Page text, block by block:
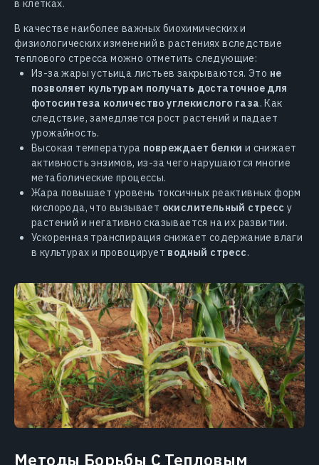
в клетках.
В качестве наиболее важных биохимических и
физиологических изменений в растениях вследствие
теплового стресса можно отметить следующие:
Из-за жары устьица листьев закрываются. Это не
позволяет культурам получать достаточное для
фотосинтеза количество углекислого газа. Как
следствие, замедляется рост растений и падает
урожайность.
Высокая температура повреждает белки и снижает
активность энзимов, из-за чего нарушаются многие
метаболические процессы.
Жара повышает уровень токсичных реактивных форм
кислорода, что вызывает окислительный стресс у
растений и негативно сказывается на их развитии.
Ускоренная транспирация снижает содержание влаги
в культурах и провоцирует водный стресс.
Методы Борьбы С Тепловым